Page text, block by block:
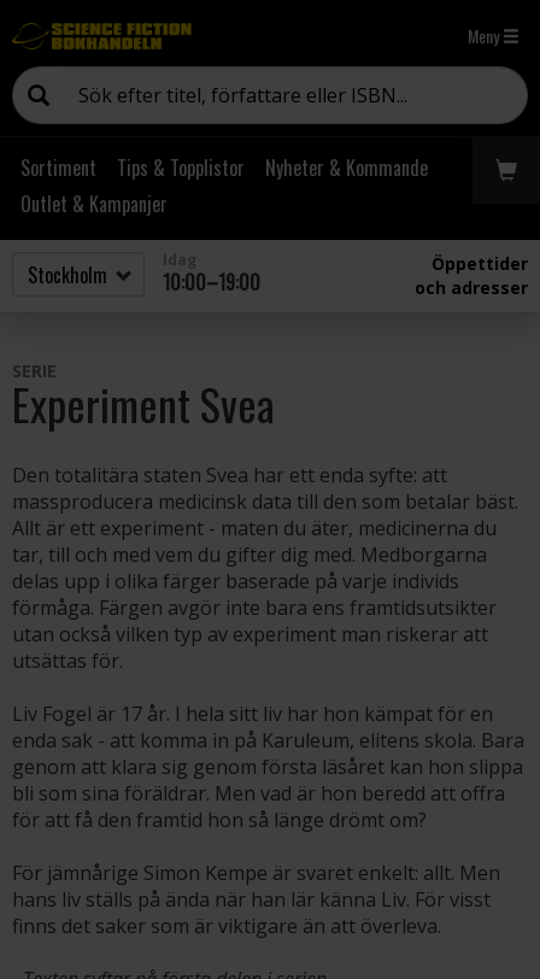
Meny
Sortiment Tips & Topplistor
Nyheter & Kommande
Outlet & Kampanjer
10:00–19:00
Öppettider
och adresser
SERIE
Experiment Svea
Den totalitära staten Svea har ett enda syfte: att
massproducera medicinsk data till den som betalar bäst.
Allt är ett experiment - maten du äter, medicinerna du
tar, till och med vem du gifter dig med. Medborgarna
delas upp i olika färger baserade på varje individs
förmåga. Färgen avgör inte bara ens framtidsutsikter
utan också vilken typ av experiment man riskerar att
utsättas för.
Liv Fogel är 17 år. I hela sitt liv har hon kämpat för en
enda sak - att komma in på Karuleum, elitens skola. Bara
genom att klara sig genom första läsåret kan hon slippa
bli som sina föräldrar. Men vad är hon beredd att offra
för att få den framtid hon så länge drömt om?
För jämnårige Simon Kempe är svaret enkelt: allt. Men
hans liv ställs på ända när han lär känna Liv. För visst
finns det saker som är viktigare än att överleva.